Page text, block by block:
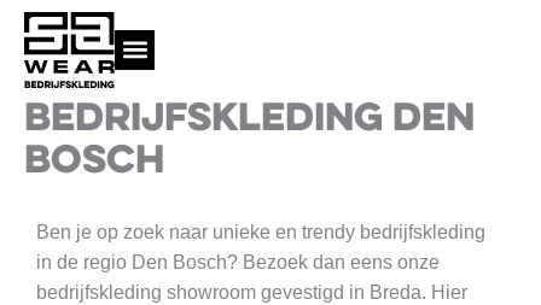
naar
inhoud
BEDRIJFSKLEDING DEN
BOSCH
Ben je op zoek naar unieke en trendy bedrijfskleding
in de regio Den Bosch? Bezoek dan eens onze
bedrijfskleding showroom gevestigd in Breda. Hier